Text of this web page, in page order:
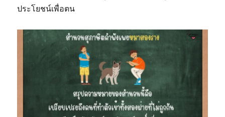
ประโยชน์เพื่อตน